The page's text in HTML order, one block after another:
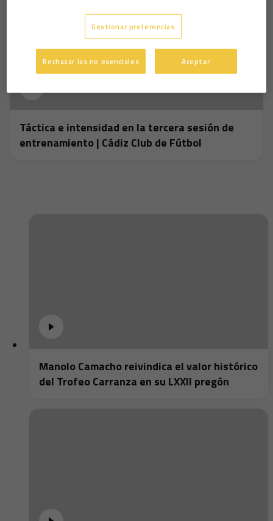
Táctica e intensidad en la tercera sesión de
entrenamiento | Cádiz Club de Fútbol
Manolo Camacho reivindica el valor histórico
del Trofeo Carranza en su LXXII pregón
Gestionar preferencias
Rechazar las no esenciales Aceptar